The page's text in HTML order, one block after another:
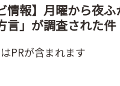
情報】月曜から夜
言」が調査された件
PRが含まれます